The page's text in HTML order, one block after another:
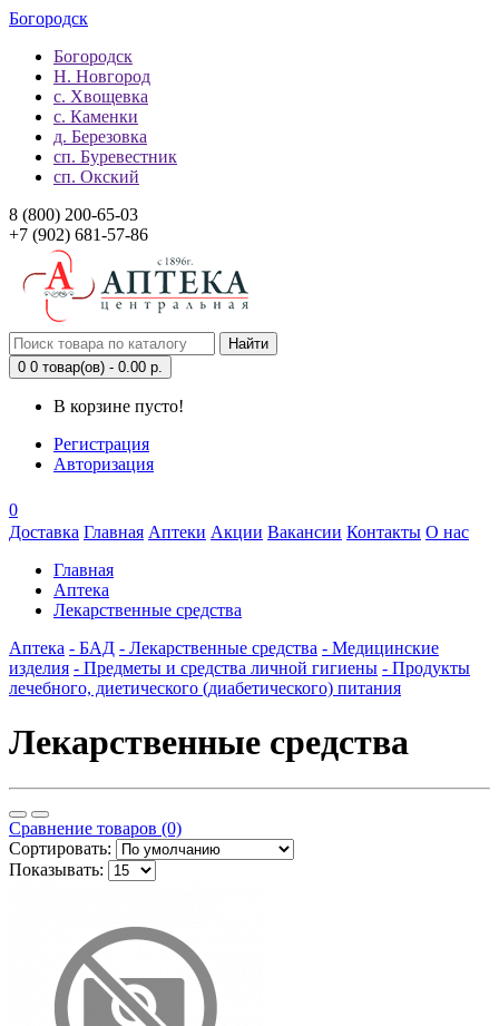
Богородск
Богородск
Н. Новгород
с. Хвощевка
с. Каменки
д. Березовка
сп. Буревестник
сп. Окский
8 (800) 200-65-03
+7 (902) 681-57-86
Найти
0 0 товар(ов) - 0.00 р.
В корзине пусто!
Регистрация
Авторизация
0
Доставка Главная Аптеки Акции Вакансии Контакты О нас
Главная
Аптека
Лекарственные средства
Аптека - БАД - Лекарственные средства - Медицинские
изделия - Предметы и средства личной гигиены - Продукты
лечебного, диетического (диабетического) питания
Лекарственные средства
Сравнение товаров (0)
Сортировать:
Показывать: